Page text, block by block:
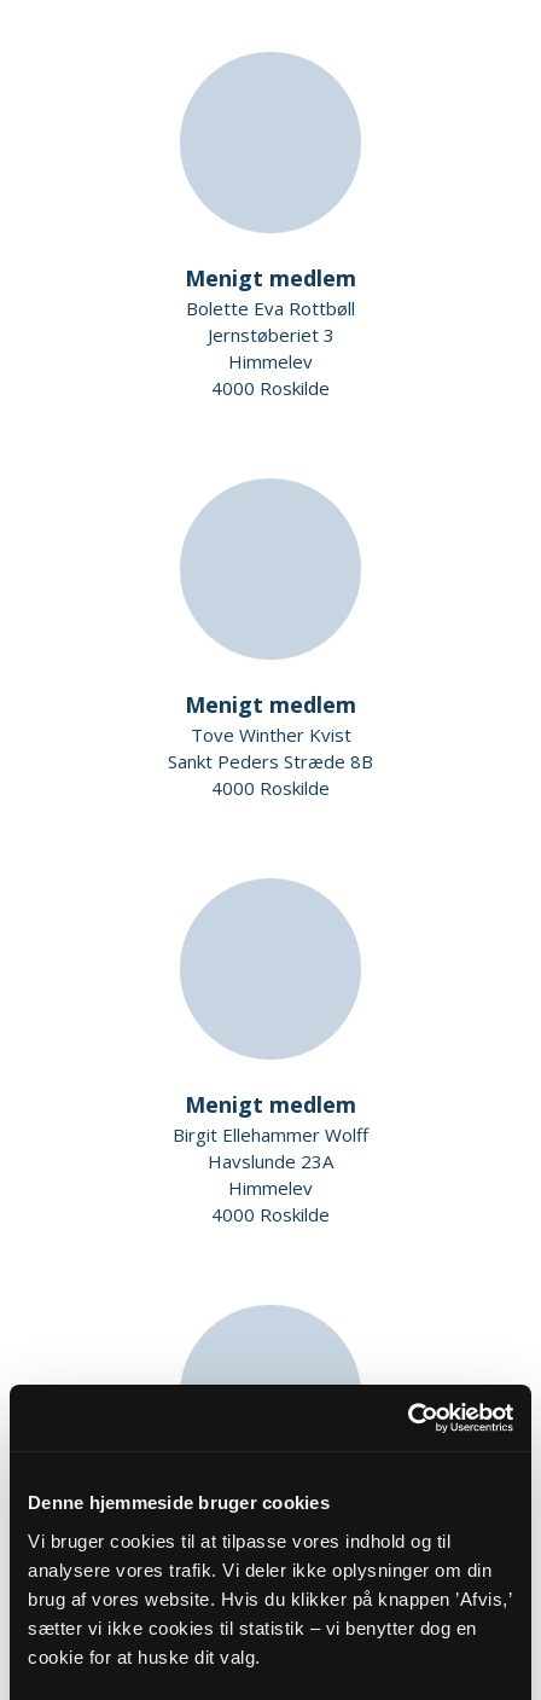
Denne hjemmeside bruger cookies
Vi bruger cookies til at tilpasse vores indhold og til
analysere vores trafik. Vi deler ikke oplysninger om din
brug af vores website. Hvis du klikker på knappen ’Afvis,’
sætter vi ikke cookies til statistik – vi benytter dog en
cookie for at huske dit valg.
Menigt medlem
Bolette Eva Rottbøll
Jernstøberiet 3
Himmelev
4000 Roskilde
Menigt medlem
Tove Winther Kvist
Sankt Peders Stræde 8B
4000 Roskilde
Menigt medlem
Birgit Ellehammer Wolff
Havslunde 23A
Himmelev
4000 Roskilde
Medlem af valgbestyrelsen
Lizzi Kirsten Tvede Waagstein
Østre Kirkevej 15
4000 Roskilde